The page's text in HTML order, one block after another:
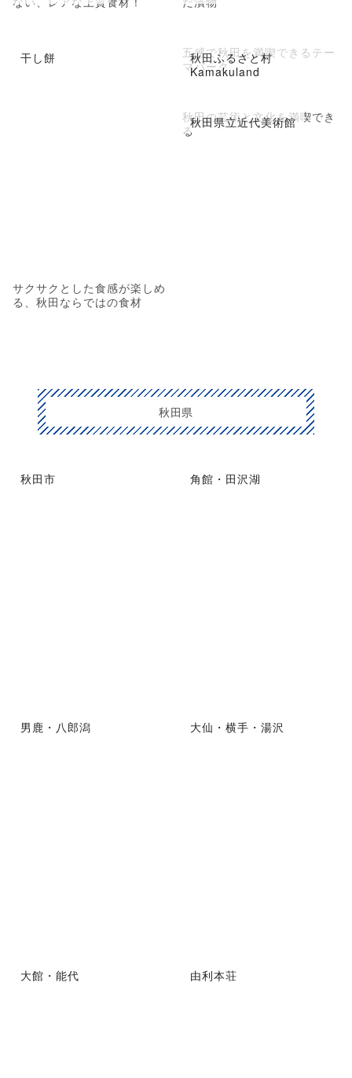
干し餅
サクサクとした食感が楽しめ
る、秋田ならではの食材
秋田ふるさと村
Kamakuland
五感で秋田を満喫できるテー
マパーク
秋田県立近代美術館
秋田の芸術と文化を満喫でき
る
秋田県
秋田市 角館・田沢湖
男鹿・八郎潟 大仙・横手・湯沢
大館・能代 由利本荘